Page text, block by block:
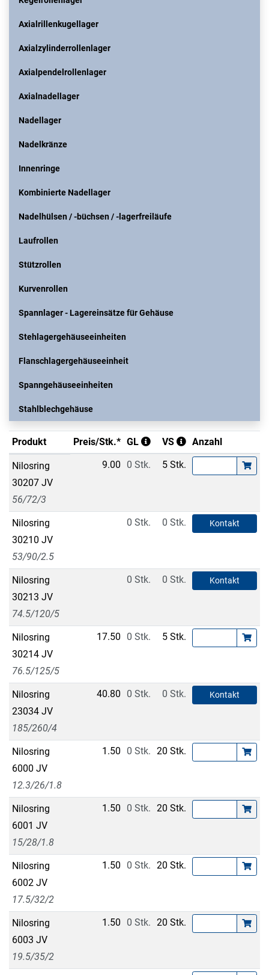
Axialrillenkugellager
Axialzylinderrollenlager
Axialpendelrollenlager
Axialnadellager
Nadellager
Nadelkränze
Innenringe
Kombinierte Nadellager
Nadelhülsen / -büchsen / -lagerfreiläufe
Laufrollen
Stützrollen
Kurvenrollen
Spannlager - Lagereinsätze für Gehäuse
Stehlagergehäuseeinheiten
Flanschlagergehäuseeinheit
Spanngehäuseeinheiten
Stahlblechgehäuse
Produkt Preis/Stk.* GL VS Anzahl
Nilosring
30207 JV
56/72/3
9.00 0 Stk. 5 Stk.
Nilosring
30210 JV
53/90/2.5
0 Stk. 0 Stk. Kontakt
Nilosring
30213 JV
74.5/120/5
0 Stk. 0 Stk. Kontakt
Nilosring
30214 JV
76.5/125/5
17.50 0 Stk. 5 Stk.
Nilosring
23034 JV
185/260/4
40.80 0 Stk. 0 Stk. Kontakt
Nilosring
6000 JV
12.3/26/1.8
1.50 0 Stk. 20 Stk.
Nilosring
6001 JV
15/28/1.8
1.50 0 Stk. 20 Stk.
Nilosring
6002 JV
17.5/32/2
1.50 0 Stk. 20 Stk.
Nilosring
6003 JV
19.5/35/2
1.50 0 Stk. 20 Stk.